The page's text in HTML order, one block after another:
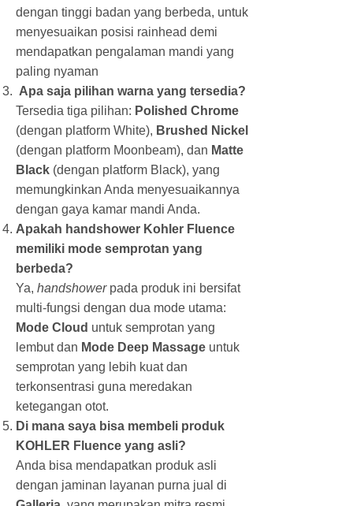
dengan tinggi badan yang berbeda, untuk
menyesuaikan posisi rainhead demi
mendapatkan pengalaman mandi yang
paling nyaman
Apa saja pilihan warna yang tersedia?
Tersedia tiga pilihan: Polished Chrome
(dengan platform White), Brushed Nickel
(dengan platform Moonbeam), dan Matte
Black (dengan platform Black), yang
memungkinkan Anda menyesuaikannya
dengan gaya kamar mandi Anda.
Apakah handshower Kohler Fluence
memiliki mode semprotan yang
berbeda?
Ya, handshowerpada produk ini bersifat
multi-fungsi dengan dua mode utama:
Mode Cloud untuk semprotan yang
lembut dan Mode Deep Massage untuk
semprotan yang lebih kuat dan
terkonsentrasi guna meredakan
ketegangan otot.
Di mana saya bisa membeli produk
KOHLER Fluence yang asli?
Anda bisa mendapatkan produk asli
dengan jaminan layanan purna jual di